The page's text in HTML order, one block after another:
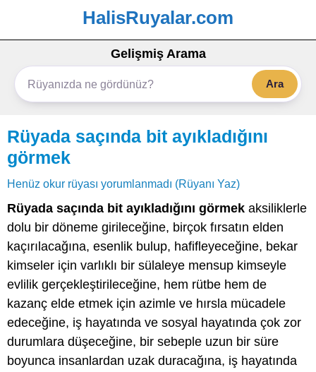
HalisRuyalar.com
Gelişmiş Arama
Ara
Rüyada saçında bit ayıkladığını
görmek
Henüz okur rüyası yorumlanmadı (Rüyanı Yaz)
Rüyada saçında bit ayıkladığını görmek aksiliklerle
dolu bir döneme girileceğine, birçok fırsatın elden
kaçırılacağına, esenlik bulup, hafifleyeceğine, bekar
kimseler için varlıklı bir sülaleye mensup kimseyle
evlilik gerçekleştirileceğine, hem rütbe hem de
kazanç elde etmek için azimle ve hırsla mücadele
edeceğine, iş hayatında ve sosyal hayatında çok zor
durumlara düşeceğine, bir sebeple uzun bir süre
boyunca insanlardan uzak duracağına, iş hayatında